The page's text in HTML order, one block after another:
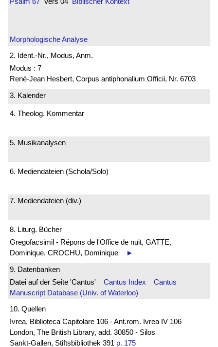
Morphologische Analyse
2. Ident.-Nr., Modus, Anm.
Modus : 7
René-Jean Hesbert, Corpus antiphonalium Officii, Nr. 6703
3. Kalender
4. Theolog. Kommentar
5. Musikanalysen
6. Mediendateien (Schola/Solo)
7. Mediendateien (div.)
8. Liturg. Bücher
Gregofacsimil - Répons de l'Office de nuit, GATTE,
Dominique, CROCHU, Dominique
►
9. Datenbanken
Datei auf der Seite 'Cantus' Cantus Index
Cantus
Manuscript Database (Univ. of Waterloo)
10. Quellen
Ivrea, Biblioteca Capitolare 106 - Ant.rom. Ivrea IV 106
London, The British Library, add. 30850 - Silos
Sankt-Gallen, Stiftsbibliothek 391 p. 175